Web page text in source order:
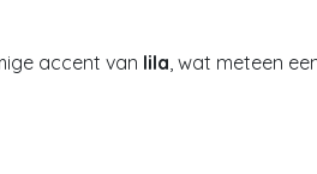
accent van lila, wat meteen